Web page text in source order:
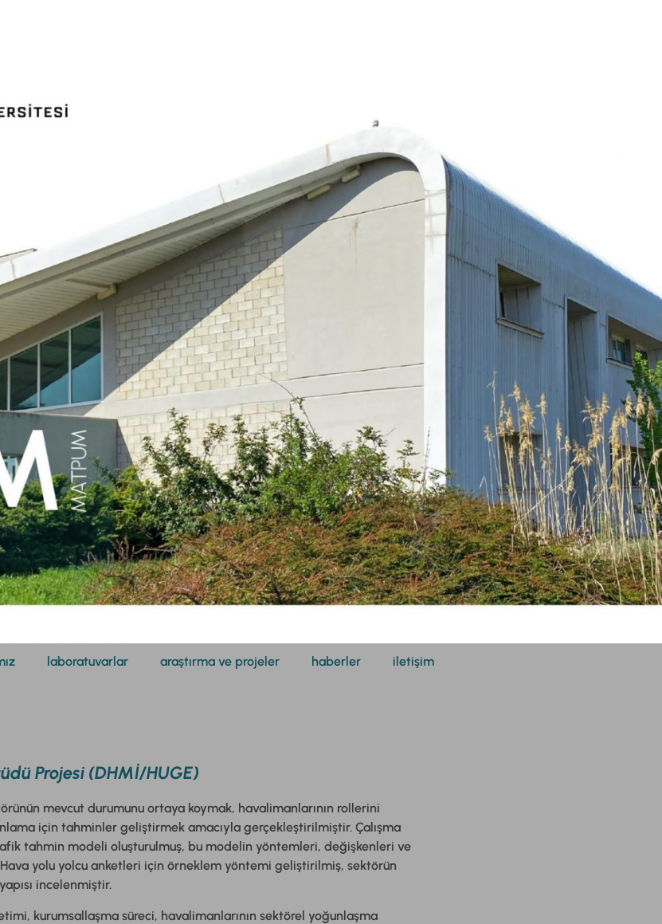
laboratuvarlar araştırma ve projeler haberler iletişim
Projesi (DHMİ/HUGE)
mevcut durumunu ortaya koymak, havalimanlarının rollerini
için tahminler geliştirmek amacıyla gerçekleştirilmiştir. Çalışma
tahmin modeli oluşturulmuş, bu modelin yöntemleri, değişkenleri ve
yolu yolcu anketleri için örneklem yöntemi geliştirilmiş, sektörün
incelenmiştir.
kurumsallaşma süreci, havalimanlarının sektörel yoğunlaşma